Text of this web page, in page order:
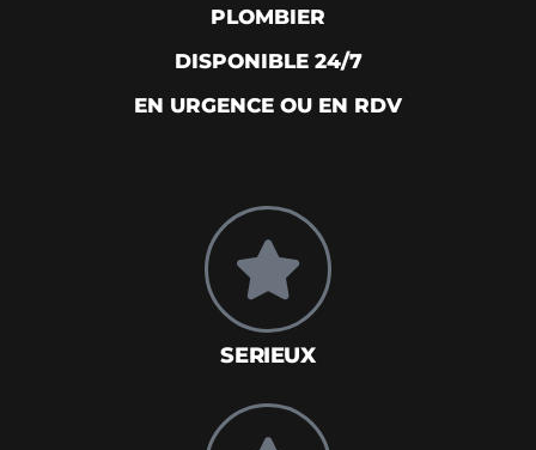
PLOMBIER
DISPONIBLE 24/7
EN URGENCE OU EN RDV
SERIEUX